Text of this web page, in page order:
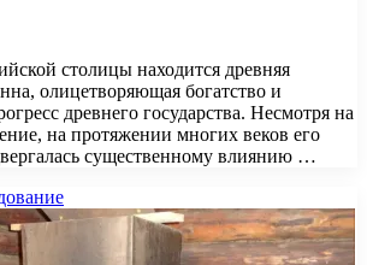
столицы находится древняя
олицетворяющая богатство и
древнего государства. Несмотря на
на протяжении многих веков его
существенному влиянию …